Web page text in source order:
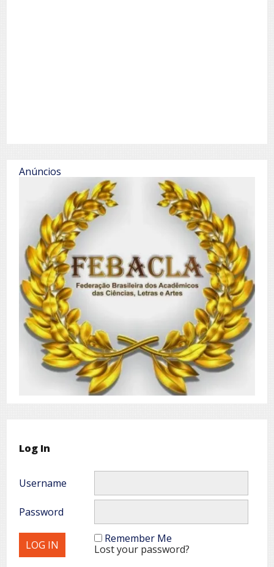
Anúncios
Log In
Username
Password
Remember Me
Lost your password?